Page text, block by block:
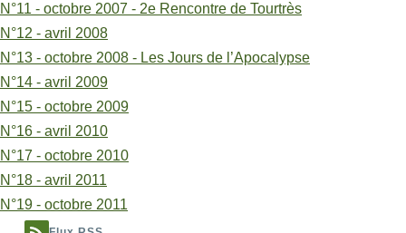
N°11 - octobre 2007 - 2e Rencontre de Tourtrès
N°12 - avril 2008
N°13 - octobre 2008 - Les Jours de l’Apocalypse
N°14 - avril 2009
N°15 - octobre 2009
N°16 - avril 2010
N°17 - octobre 2010
N°18 - avril 2011
N°19 - octobre 2011